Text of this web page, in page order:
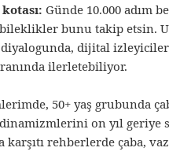
Günde 10.000 adım
bileklikler bunu takip etsin.
dijital
ilerletebiliyor.
50+ yaş grubunda
on yıl geriye
karşıtı rehberlerde çaba,